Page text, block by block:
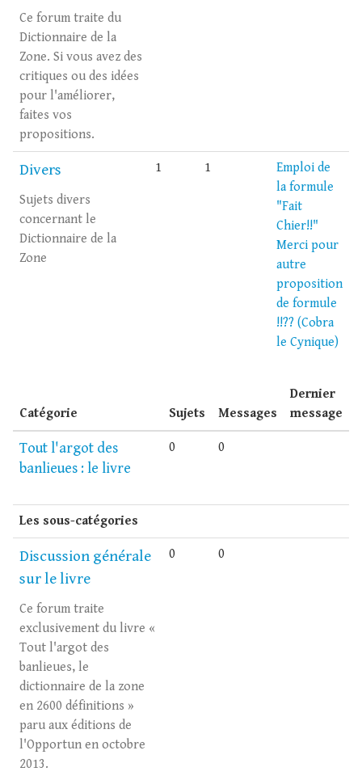
Ce forum traite du
Dictionnaire de la
Zone. Si vous avez des
critiques ou des idées
pour l'améliorer,
faites vos
propositions.
Divers
Sujets divers
concernant le
Dictionnaire de la
Zone
1 1
Emploi de
la formule
"Fait
Chier!!"
Merci pour
autre
proposition
de formule
!!?? (Cobra
le Cynique)
Catégorie Sujets Messages
Dernier
message
Tout l'argot des
banlieues : le livre
0 0
Les sous-catégories
Discussion générale
sur le livre
Ce forum traite
exclusivement du livre «
Tout l'argot des
banlieues, le
dictionnaire de la zone
en 2600 définitions »
paru aux éditions de
l'Opportun en octobre
2013.
0 0